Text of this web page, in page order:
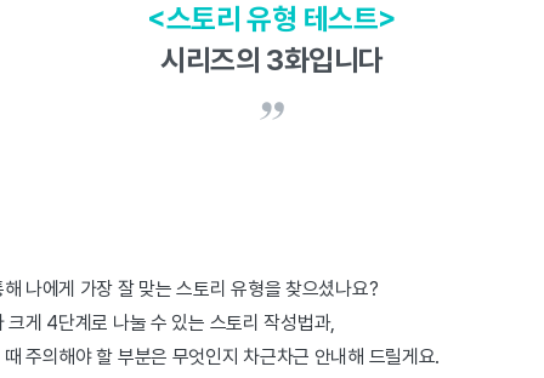
<스토리 유형 테스트>
시리즈의 3화입니다
나에게 가장 잘 맞는 스토리 유형을 찾으셨나요?
크게 4단계로 나눌 수 있는 스토리 작성법과,
주의해야 할 부분은 무엇인지 차근차근 안내해 드릴게요.